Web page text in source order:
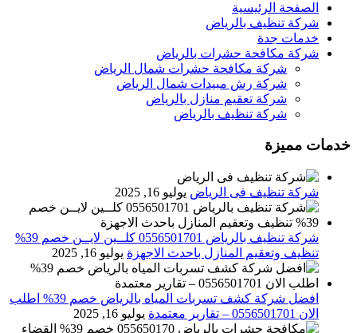
الصفحة الرئيسية
شركة تنظيف بالرياض
خدمات جدة
شركة مكافحة حشرات بالرياض
شركة مكافحة حشرات شمال الرياض
شركة رش مبيدات شمال الرياض
شركة تعقيم منازل بالرياض
شركة تنظيف بالرياض
خدمات مميزة
شركة تنظيف فى الرياض يوليو 16, 2025
شركة تنظيف بالرياض 0556501701 كلــين لايــن خصم 39%
تنظيف وتعقيم المنازل باحدث الاجهزة يوليو 16, 2025
افضل شركة كشف تسربات المياه بالرياض خصم 39% اطلب
الان 0556501701‬‏ – تقارير معتمدة
يوليو 16, 2025